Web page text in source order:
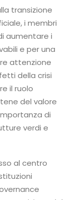
transizione
i membri
aumentare i
e per una
attenzione
della crisi
il ruolo
del valore
di
verdi e
al centro